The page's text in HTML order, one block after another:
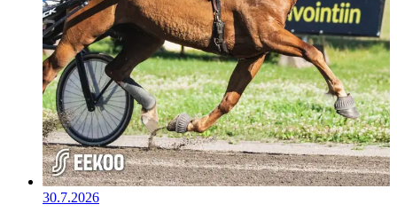
30.7.2026